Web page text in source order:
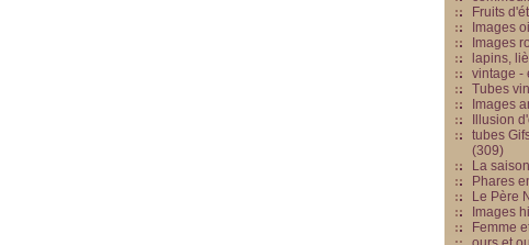
Fruits
Images
Images
lapins,
vintage -
Tubes
Images
Illusion
tubes
(309)
La
Phares
Le Père
Images
Femme